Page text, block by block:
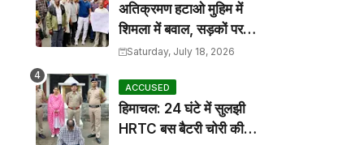
अतिक्रमण हटाओ मुहिम में
शिमला में बवाल, सड़कों पर
कटोरा लेकर उतरे तहबाजारी
Saturday, July 18, 2026
ACCUSED
हिमाचल: 24 घंटे में सुलझी
HRTC बस बैटरी चोरी की